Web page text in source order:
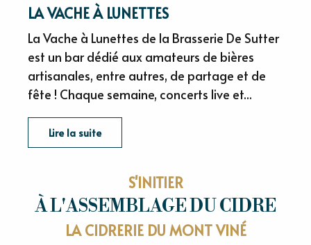
LA VACHE À LUNETTES
La Vache à Lunettes de la Brasserie De Sutter
est un bar dédié aux amateurs de bières
artisanales, entre autres, de partage et de
fête ! Chaque semaine, concerts live et...
Lire la suite
S'INITIER
À L'ASSEMBLAGE DU CIDRE
LA CIDRERIE DU MONT VINÉ